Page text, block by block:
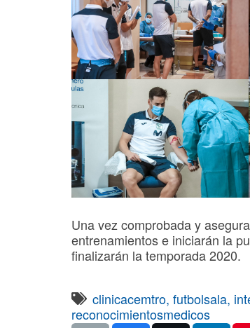
Una vez comprobada y
entrenamientos e iniciarán la
finalizarán la temporada 2020.
clinicacemtro,futbolsala,
reconocimientosmedicos